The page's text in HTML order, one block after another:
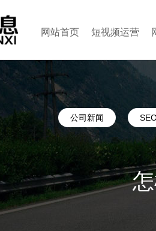
网站首页 短视频运营
公司新闻